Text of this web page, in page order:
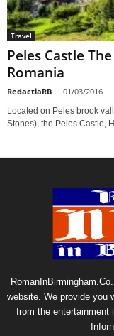
Travel
Peles Castle
Romania
RedactiaRB - 01/03/2016
Located on Peles brook
Stones), the Peles Castle,
website. We provide you
from the entertainment